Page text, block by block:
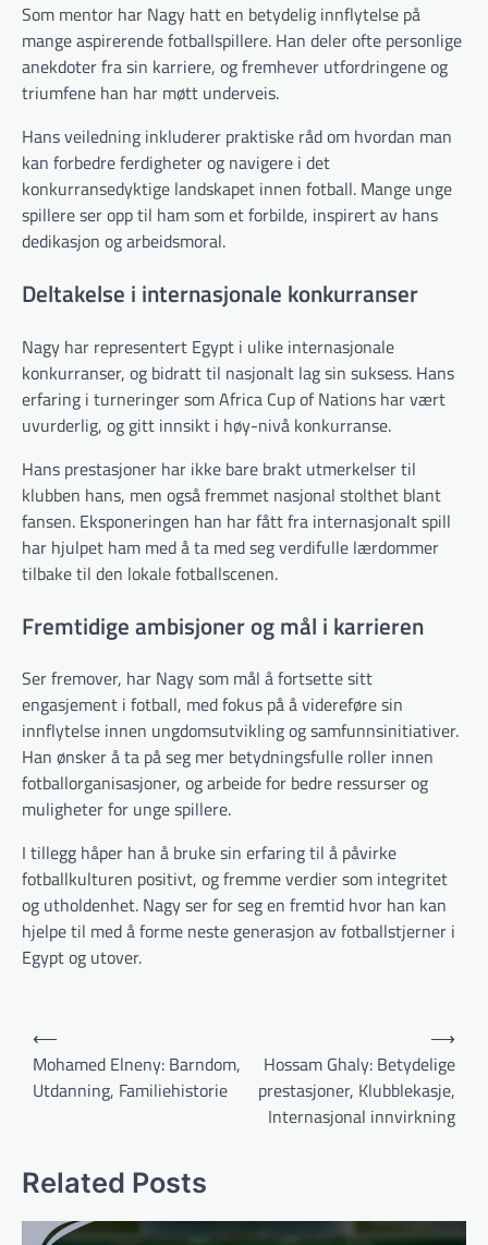
Som mentor har Nagy hatt en betydelig innflytelse på
mange aspirerende fotballspillere. Han deler ofte personlige
anekdoter fra sin karriere, og fremhever utfordringene og
triumfene han har møtt underveis.
Hans veiledning inkluderer praktiske råd om hvordan man
kan forbedre ferdigheter og navigere i det
konkurransedyktige landskapet innen fotball. Mange unge
spillere ser opp til ham som et forbilde, inspirert av hans
dedikasjon og arbeidsmoral.
Deltakelse i internasjonale konkurranser
Nagy har representert Egypt i ulike internasjonale
konkurranser, og bidratt til nasjonalt lag sin suksess. Hans
erfaring i turneringer som Africa Cup of Nations har vært
uvurderlig, og gitt innsikt i høy-nivå konkurranse.
Hans prestasjoner har ikke bare brakt utmerkelser til
klubben hans, men også fremmet nasjonal stolthet blant
fansen. Eksponeringen han har fått fra internasjonalt spill
har hjulpet ham med å ta med seg verdifulle lærdommer
tilbake til den lokale fotballscenen.
Fremtidige ambisjoner og mål i karrieren
Ser fremover, har Nagy som mål å fortsette sitt
engasjement i fotball, med fokus på å videreføre sin
innflytelse innen ungdomsutvikling og samfunnsinitiativer.
Han ønsker å ta på seg mer betydningsfulle roller innen
fotballorganisasjoner, og arbeide for bedre ressurser og
muligheter for unge spillere.
I tillegg håper han å bruke sin erfaring til å påvirke
fotballkulturen positivt, og fremme verdier som integritet
og utholdenhet. Nagy ser for seg en fremtid hvor han kan
hjelpe til med å forme neste generasjon av fotballstjerner i
Egypt og utover.
Post
navigation
⟵
Mohamed Elneny: Barndom,
Utdanning, Familiehistorie
Hossam Ghaly: Betydelige
prestasjoner, Klubblekasje,
Internasjonal innvirkning
⟶
Related Posts